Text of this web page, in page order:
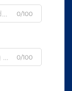
0/100
0/100